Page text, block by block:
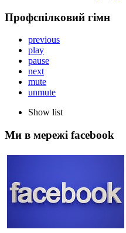
Профспілковий гімн
previous
play
pause
next
mute
unmute
Show list
Ми в мережі facebook